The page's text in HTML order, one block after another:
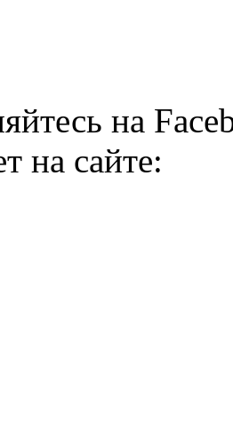
на
на сайте: